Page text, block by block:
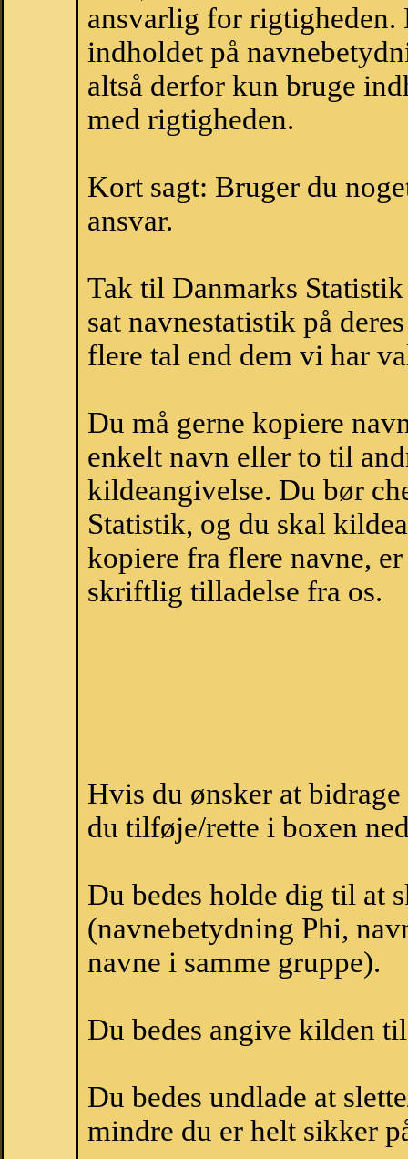
ansvarlig for
indholdet på
altså derfor kun bruge
med rigtigheden.
Kort sagt: Bruger du
ansvar.
Tak til Danmarks
sat navnestatistik på
flere tal end dem vi har
Du må gerne kopiere
enkelt navn eller to til
kildeangivelse. Du bør
Statistik, og du skal
kopiere fra flere navne,
skriftlig tilladelse fra os.
Hvis du ønsker at
du tilføje/rette i boxen
Du bedes holde dig til at
(navnebetydning Phi,
navne i samme gruppe).
Du bedes angive kilden
Du bedes undlade at
mindre du er helt sikker